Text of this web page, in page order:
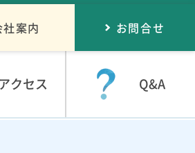
アクセス Q&A
社案内 お問合せ